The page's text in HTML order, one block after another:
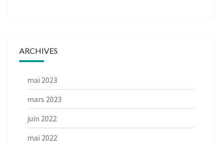
ARCHIVES
mai 2023
mars 2023
juin 2022
mai 2022